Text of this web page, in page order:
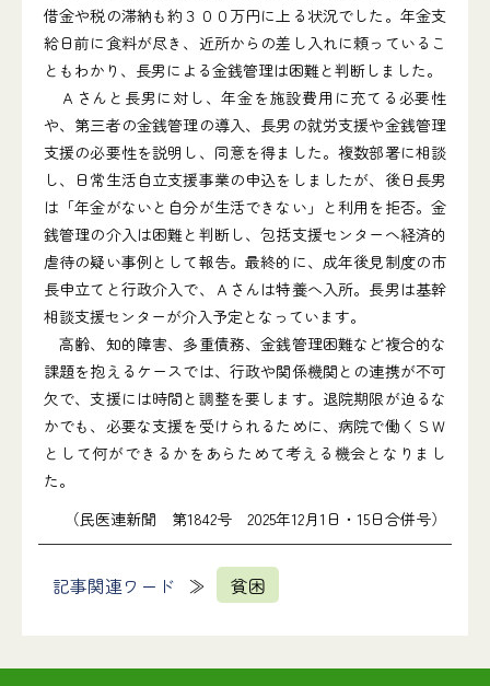
借金や税の滞納も約３００万円に上る状況でした。年金支
給日前に食料が尽き、近所からの差し入れに頼っているこ
ともわかり、長男による金銭管理は困難と判断しました。
Ａさんと長男に対し、年金を施設費用に充てる必要性
や、第三者の金銭管理の導入、長男の就労支援や金銭管理
支援の必要性を説明し、同意を得ました。複数部署に相談
し、日常生活自立支援事業の申込をしましたが、後日長男
は「年金がないと自分が生活できない」と利用を拒否。金
銭管理の介入は困難と判断し、包括支援センターへ経済的
虐待の疑い事例として報告。最終的に、成年後見制度の市
長申立てと行政介入で、Ａさんは特養へ入所。長男は基幹
相談支援センターが介入予定となっています。
高齢、知的障害、多重債務、金銭管理困難など複合的な
課題を抱えるケースでは、行政や関係機関との連携が不可
欠で、支援には時間と調整を要します。退院期限が迫るな
かでも、必要な支援を受けられるために、病院で働くＳＷ
として何ができるかをあらためて考える機会となりまし
た。
（民医連新聞 第1842号 2025年12月1日・15日合併号）
記事関連ワード 貧困